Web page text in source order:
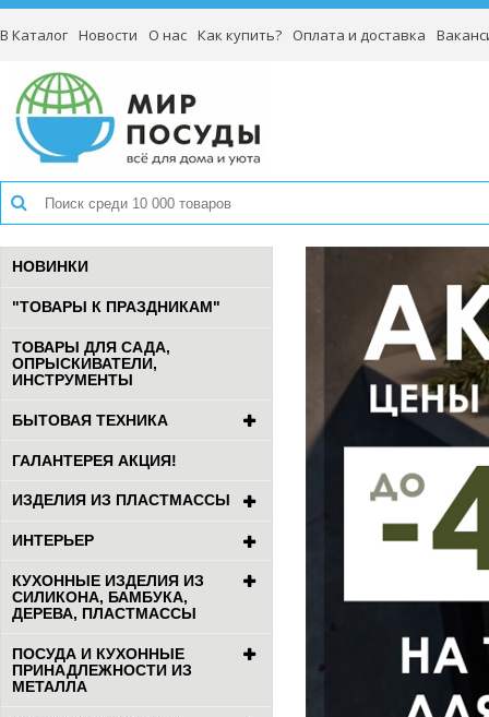
В Каталог Новости О нас Как купить? Оплата и доставка
НОВИНКИ
"ТОВАРЫ К ПРАЗДНИКАМ"
ТОВАРЫ ДЛЯ САДА,
ОПРЫСКИВАТЕЛИ,
ИНСТРУМЕНТЫ
БЫТОВАЯ ТЕХНИКА
ГАЛАНТЕРЕЯ АКЦИЯ!
ИЗДЕЛИЯ ИЗ ПЛАСТМАССЫ
ИНТЕРЬЕР
КУХОННЫЕ ИЗДЕЛИЯ ИЗ
СИЛИКОНА, БАМБУКА,
ДЕРЕВА, ПЛАСТМАССЫ
ПОСУДА И КУХОННЫЕ
ПРИНАДЛЕЖНОСТИ ИЗ
МЕТАЛЛА